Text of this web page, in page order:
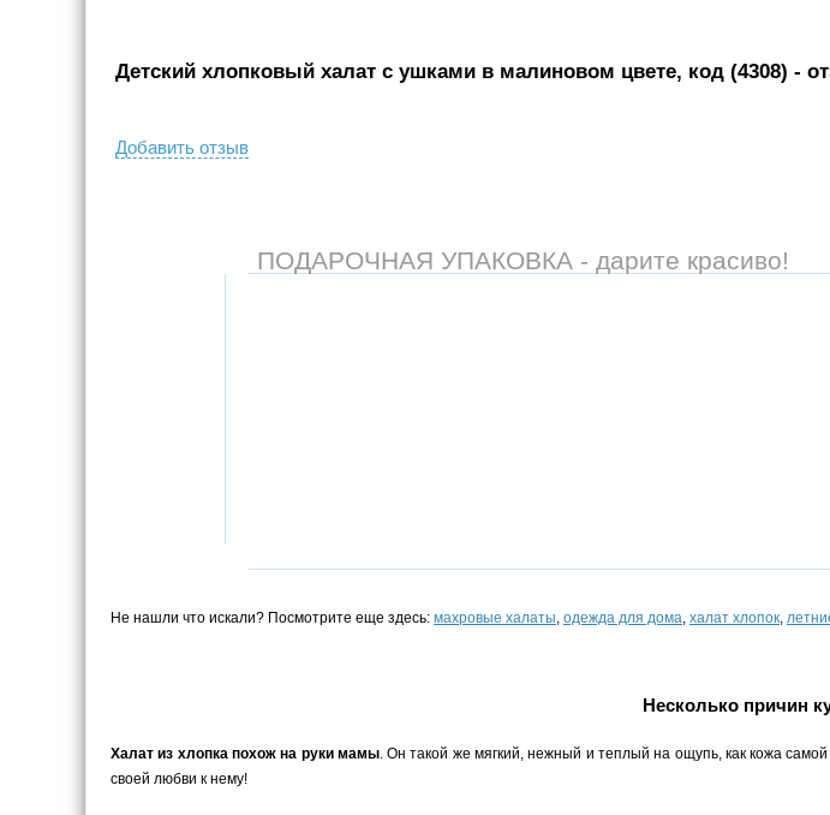
Детский хлопковый халат с ушками в малиновом цвете, код (4308) -
Добавить отзыв
ПОДАРОЧНАЯ УПАКОВКА - дарите красиво!
Не нашли что искали? Посмотрите еще здесь: махровые халаты, одежда для дома, халат хлопок,
Несколько причин
Халат из хлопка похож на руки мамы. Он такой же мягкий, нежный и теплый на ощупь, как кожа
своей любви к нему!